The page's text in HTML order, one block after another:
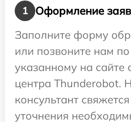
1
Оформление
Заполните форму
или позвоните нам
указанному на сайте
центра Thunderobot.
консультант
уточнения